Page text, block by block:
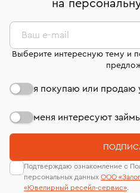
дней на возврат. Детальные
комиссионных украшений и
странице«Возврат
сертификаты МГУ и
лабораторий
на
Ваш e-mail
Выберите интересную тему и
я покупаю или продаю
меня интересуют
Подтверждаю ознакомление с
персональных данных ООО
«Ювелирный ресейл-сервиc».